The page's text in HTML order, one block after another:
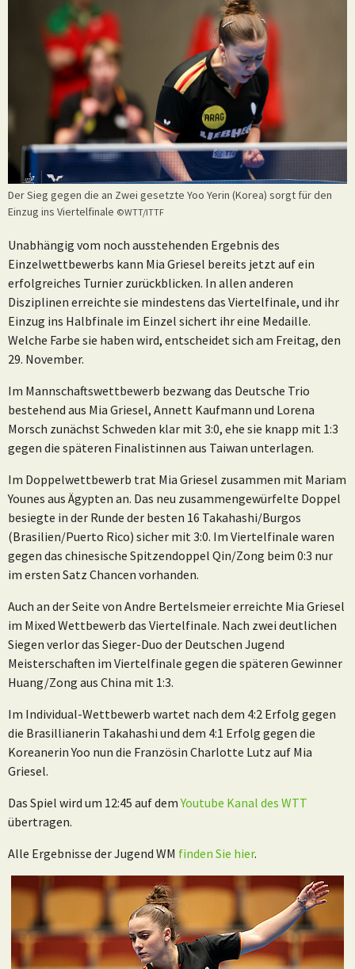
Der Sieg gegen die an Zwei gesetzte Yoo Yerin (Korea) sorgt für den
Einzug ins Viertelfinale ©WTT/ITTF
Unabhängig vom noch ausstehenden Ergebnis des
Einzelwettbewerbs kann Mia Griesel bereits jetzt auf ein
erfolgreiches Turnier zurückblicken. In allen anderen
Disziplinen erreichte sie mindestens das Viertelfinale, und ihr
Einzug ins Halbfinale im Einzel sichert ihr eine Medaille.
Welche Farbe sie haben wird, entscheidet sich am Freitag, den
29. November.
Im Mannschaftswettbewerb bezwang das Deutsche Trio
bestehend aus Mia Griesel, Annett Kaufmann und Lorena
Morsch zunächst Schweden klar mit 3:0, ehe sie knapp mit 1:3
gegen die späteren Finalistinnen aus Taiwan unterlagen.
Im Doppelwettbewerb trat Mia Griesel zusammen mit Mariam
Younes aus Ägypten an. Das neu zusammengewürfelte Doppel
besiegte in der Runde der besten 16 Takahashi/Burgos
(Brasilien/Puerto Rico) sicher mit 3:0. Im Viertelfinale waren
gegen das chinesische Spitzendoppel Qin/Zong beim 0:3 nur
im ersten Satz Chancen vorhanden.
Auch an der Seite von Andre Bertelsmeier erreichte Mia Griesel
im Mixed Wettbewerb das Viertelfinale. Nach zwei deutlichen
Siegen verlor das Sieger-Duo der Deutschen Jugend
Meisterschaften im Viertelfinale gegen die späteren Gewinner
Huang/Zong aus China mit 1:3.
Im Individual-Wettbewerb wartet nach dem 4:2 Erfolg gegen
die Brasillianerin Takahashi und dem 4:1 Erfolg gegen die
Koreanerin Yoo nun die Französin Charlotte Lutz auf Mia
Griesel.
Das Spiel wird um 12:45 auf demYoutube Kanal des WTT
übertragen.
Alle Ergebnisse der Jugend WM finden Sie hier.